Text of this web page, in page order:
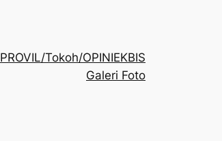
PROVIL/Tokoh/OPINIEKBIS
Galeri Foto